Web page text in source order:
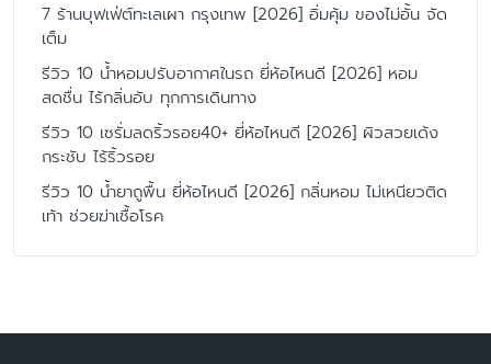
7 ร้านบุฟเฟ่ต์ทะเลเผา กรุงเทพ [2026] อิ่มคุ้ม ของไม่อั้น จัด
เต็ม
รีวิว 10 น้ำหอมปรับอากาศในรถ ยี่ห้อไหนดี [2026] หอม
สดชื่น ไร้กลิ่นอับ ทุกการเดินทาง
รีวิว 10 เซรั่มลดริ้วรอย40+ ยี่ห้อไหนดี [2026] ผิวสวยเด้ง
กระชับ ไร้ริ้วรอย
รีวิว 10 น้ำยาถูพื้น ยี่ห้อไหนดี [2026] กลิ่นหอม ไม่เหนียวติด
เท้า ช่วยฆ่าเชื้อโรค